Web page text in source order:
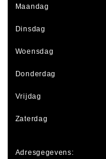
Maandag
Dinsdag
Woensdag
Donderdag
Vrijdag
Zaterdag
Adresgegevens: